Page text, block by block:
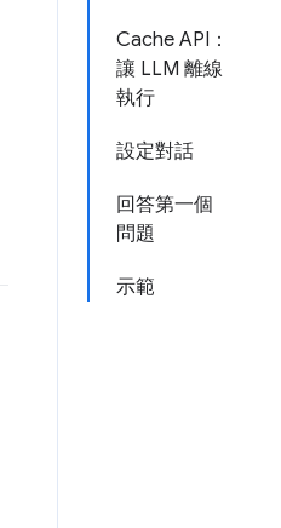
Cache API：
讓 LLM 離線
執行
設定對話
回答第一個
問題
示範